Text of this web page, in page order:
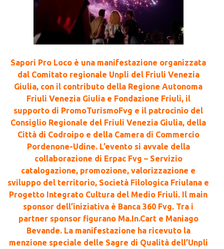
Sapori Pro Loco è una manifestazione organizzata
dal Comitato regionale Unpli del Friuli Venezia
Giulia, con il contributo della Regione Autonoma
Friuli Venezia Giulia e Fondazione Friuli, il
supporto di PromoTurismoFvg e il patrocinio del
Consiglio Regionale del Friuli Venezia Giulia, della
Città di Codroipo e della Camera di Commercio
Pordenone-Udine. L’evento si avvale della
collaborazione di Erpac Fvg – Servizio
catalogazione, promozione, valorizzazione e
sviluppo del territorio, Società Filologica Friulana e
Progetto Integrato Cultura del Medio Friuli. Il main
sponsor dell’iniziativa è Banca 360 Fvg. Tra i
partner sponsor figurano Ma.In.Cart e Maniago
Bevande. La manifestazione ha ricevuto la
menzione speciale delle Sagre di Qualità dell’Unpli